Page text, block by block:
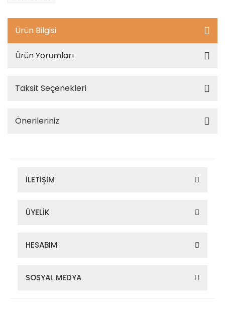
Ürün Bilgisi
Ürün Yorumları
Taksit Seçenekleri
Önerileriniz
İLETİŞİM
ÜYELİK
HESABIM
SOSYAL MEDYA